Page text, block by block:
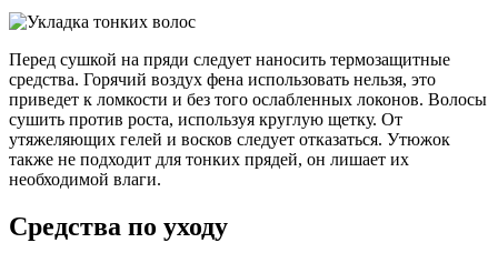
Перед сушкой на пряди следует наносить термозащитные
средства. Горячий воздух фена использовать нельзя, это
приведет к ломкости и без того ослабленных локонов. Волосы
сушить против роста, используя круглую щетку. От
утяжеляющих гелей и восков следует отказаться. Утюжок
также не подходит для тонких прядей, он лишает их
необходимой влаги.
Средства по уходу